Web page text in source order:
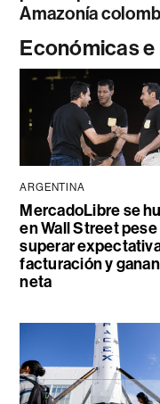
Amazonía
Económicas
ARGENTINA
MercadoLibre se
en Wall Street pese
superar
facturación y
neta